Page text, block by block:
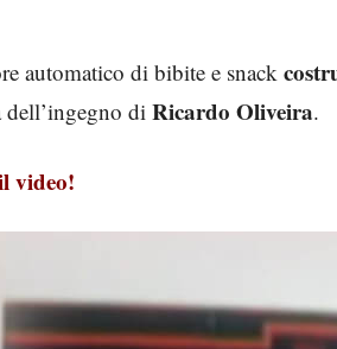
automatico di bibite e snack
dell’ingegno diRicardo Oliveira.
video!